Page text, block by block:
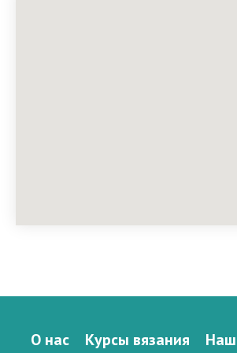
О нас Курсы вязания
Наш